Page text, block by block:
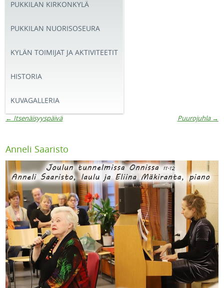
PUKKILAN KIRKONKYLÄ
PUKKILAN NUORISOSEURA
KYLÄN TOIMIJAT JA AKTIVITEETIT
HISTORIA
KUVAGALLERIA
← Itsenäisyyspäivä Puurojuhla →
Anneli Saaristo